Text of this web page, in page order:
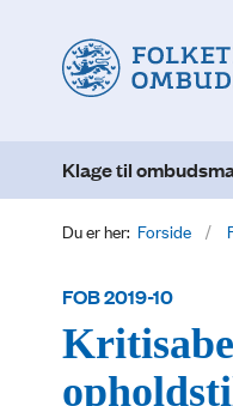
Klage til
Du er her: Forside
FOB 2019-10